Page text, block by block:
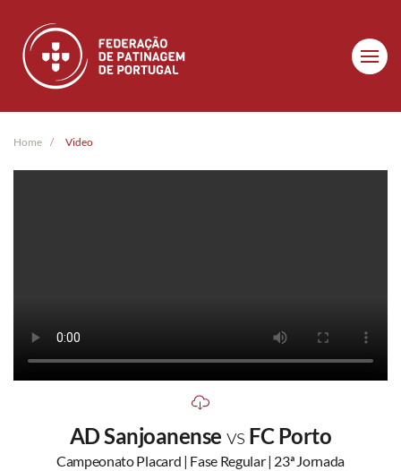
Skip to main content
Home Video
AD Sanjoanense vs FC Porto
Campeonato Placard | Fase Regular | 23ª Jornada